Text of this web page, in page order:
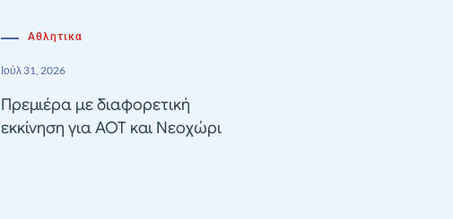
Αθλητικα
Ιούλ 31, 2026
Πρεμιέρα με διαφορετική
εκκίνηση για ΑΟΤ και Νεοχώρι